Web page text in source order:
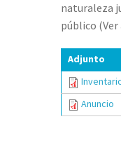
naturaleza
público (Ver
Adjunto
Anuncio